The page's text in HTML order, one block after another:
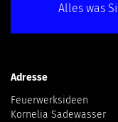
Alles was
Adresse
Feuerwerksideen
Kornelia Sadewasser